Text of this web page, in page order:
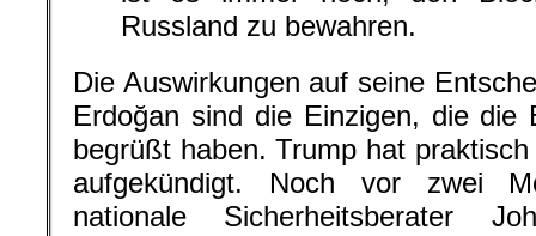
Russland zu bewahren.
Die Auswirkungen auf seine
Erdoğan sind die Einzigen, die die
begrüßt haben. Trump hat
aufgekündigt. Noch vor zwei
nationale Sicherheitsberater